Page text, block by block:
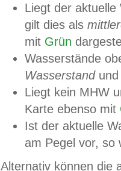
Liegt der
gilt dies als
mit Grün
Wasserstände
Wasserstandund
Liegt kein MHW
Karte ebenso mit
Ist der aktuelle
am Pegel vor,
Alternativ können die